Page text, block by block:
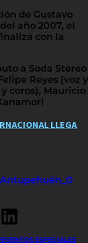
de Gustavo
año 2007, el
con la
a Soda Stereo
Reyes (voz y
coros), Mauricio
LLEGA
LinkedIn
EVENTOS ESPECIALES